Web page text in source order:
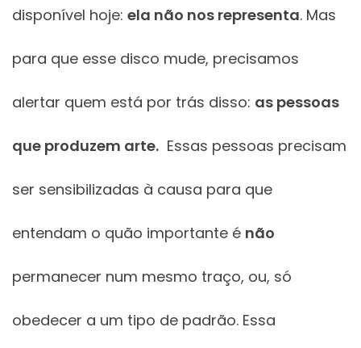
disponível hoje: ela não nos representa. Mas
para que esse disco mude, precisamos
alertar quem está por trás disso: as pessoas
que produzem arte. Essas pessoas precisam
ser sensibilizadas à causa para que
entendam o quão importante é não
permanecer num mesmo traço, ou, só
obedecer a um tipo de padrão. Essa